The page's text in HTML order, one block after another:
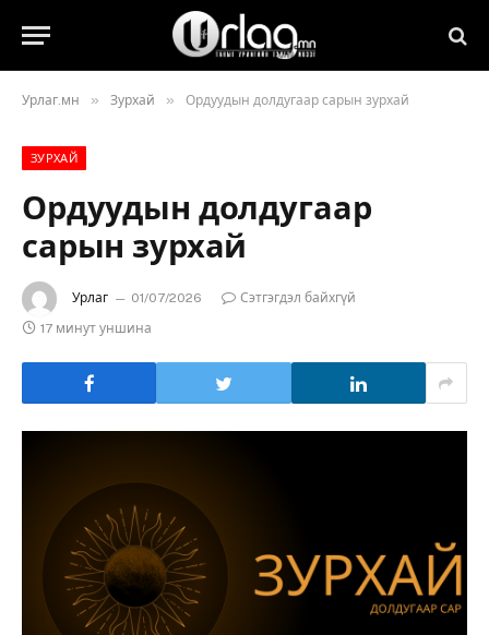
Урлаг.мн » Зурхай » Ордуудын долдугаар сарын зурхай
ЗУРХАЙ
Ордуудын долдугаар
сарын зурхай
Урлаг 01/07/2026
Сэтгэгдэл байхгүй
17 минут уншина